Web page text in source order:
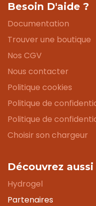
Besoin D'aide ?
Documentation
Trouver une boutique
Nos CGV
Nous contacter
Politique cookies
Politique de
Politique de
Choisir son chargeur
Découvrez aussi
Hydrogel
Partenaires